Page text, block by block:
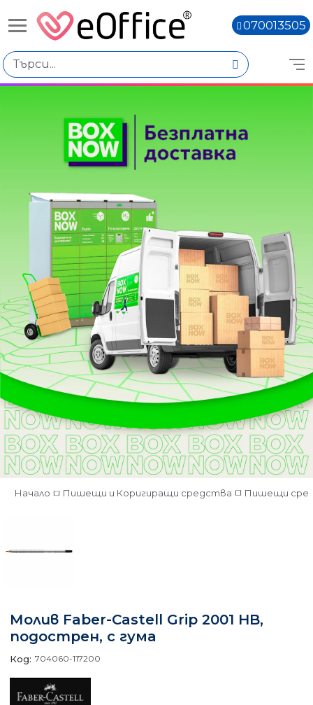
070013505
Начало Пишещи и Коригиращи средства Пишещи
Молив Faber-Castell Grip 2001 HB,
подострен, с гума
Код: 704060-117200